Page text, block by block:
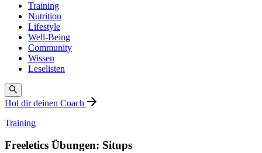
Training
Nutrition
Lifestyle
Well-Being
Community
Wissen
Leselisten
Hol dir deinen Coach
Training
Freeletics Übungen: Situps